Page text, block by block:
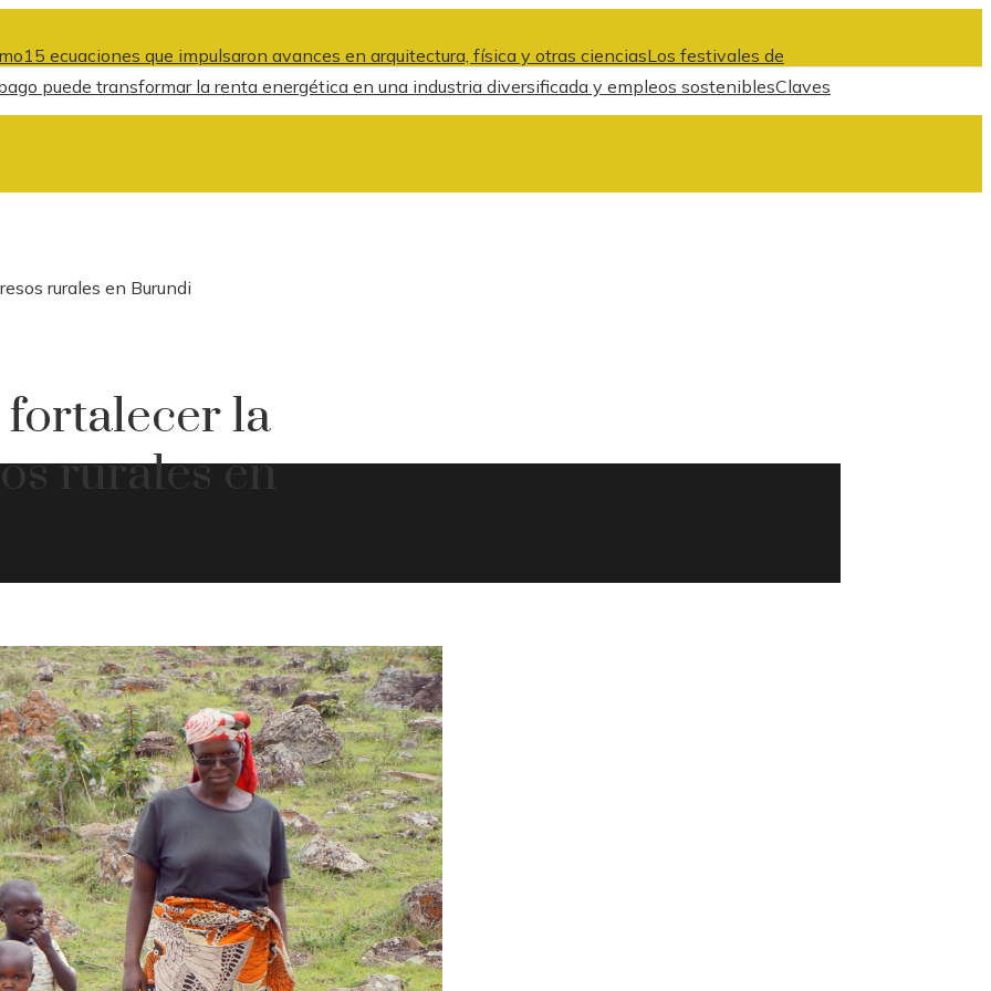
15 ecuaciones que impulsaron avances en arquitectura, física y otras cienciasLos festivales de
puede transformar la renta energética en una industria diversificada y empleos sosteniblesClaves
rurales en Burundi
la
rurales en